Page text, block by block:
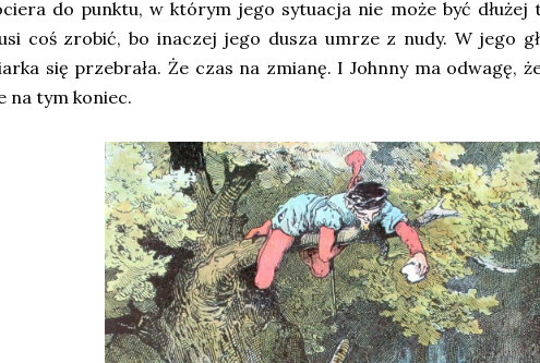
do punktu, w którym jego sytuacja nie może być dłużej
coś zrobić, bo inaczej jego dusza umrze z nudy. W jego
się przebrała. Że czas na zmianę. I Johnny ma odwagę,
na tym koniec.